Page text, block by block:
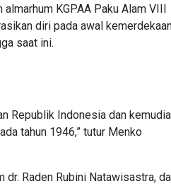
KGPAA Paku Alam VIII
diri pada awal
saat ini.
Republik Indonesia dan
tahun 1946,” tutur Menko
dr. Raden Rubini Natawisastra,